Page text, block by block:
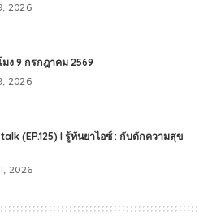
2026
ง 9 กรกฎาคม 2569
2026
(EP.125) I รู้ทันยาไอซ์ : กับดักความสุข
2026